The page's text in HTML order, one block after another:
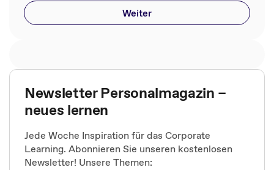
Weiter
Newsletter Personalmagazin –
neues lernen
Jede Woche Inspiration für das Corporate
Learning. Abonnieren Sie unseren kostenlosen
Newsletter! Unsere Themen: